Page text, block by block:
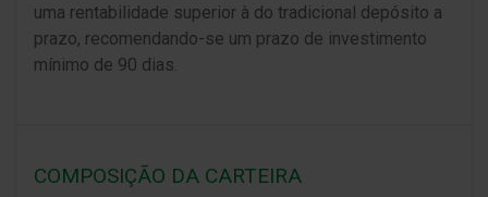
uma rentabilidade superior à do tradicional depósito a
prazo, recomendando-se um prazo de investimento
mínimo de 90 dias.
COMPOSIÇÃO DA CARTEIRA